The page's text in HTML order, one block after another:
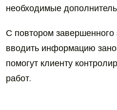
необходимые
С повтором завершенного
вводить информацию
помогут клиенту
работ.